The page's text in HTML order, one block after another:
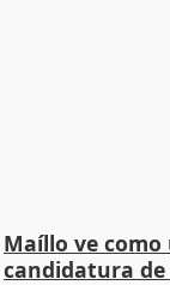
Maíllo ve
candidatura de